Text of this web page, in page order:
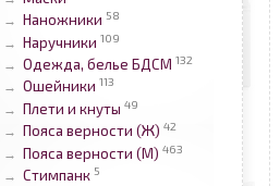
→ Наножники 58
→ Наручники 109
→ Одежда, белье БДСМ 132
→ Ошейники 113
→ Плети и кнуты 49
→ Пояса верности (Ж) 42
→ Пояса верности (М) 463
→ Стимпанк 5